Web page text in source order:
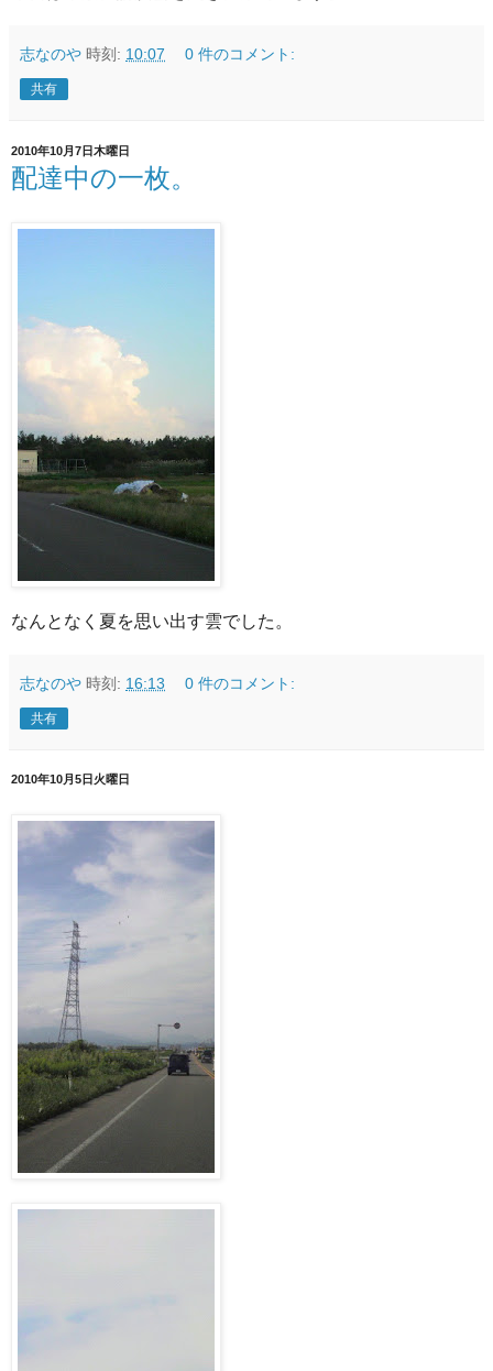
志なのや 時刻: 10:07 0 件のコメント:
共有
2010年10月7日木曜日
配達中の一枚。
なんとなく夏を思い出す雲でした。
志なのや 時刻: 16:13 0 件のコメント:
共有
2010年10月5日火曜日